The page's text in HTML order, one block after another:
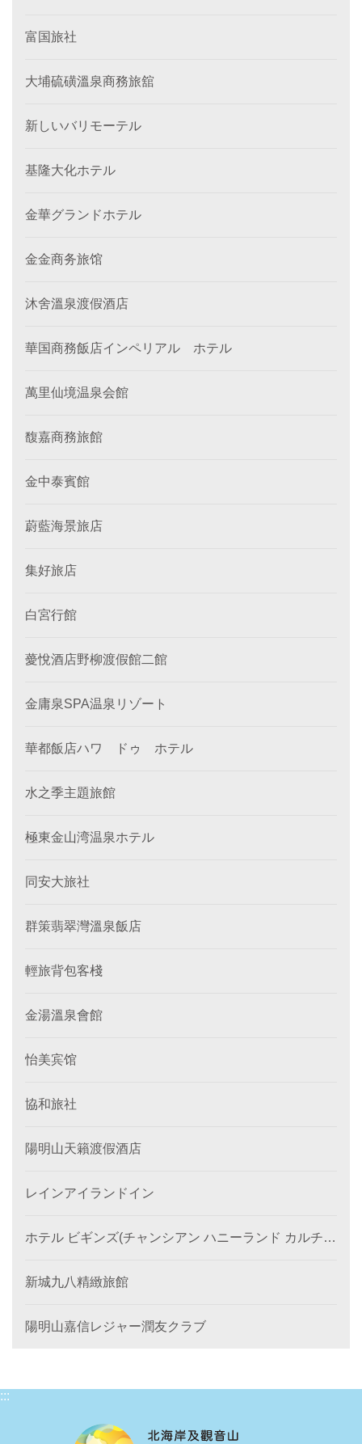
富国旅社
大埔硫磺溫泉商務旅舘
新しいバリモーテル
基隆大化ホテル
金華グランドホテル
金金商务旅馆
沐舍溫泉渡假酒店
華国商務飯店インペリアル ホテル
萬里仙境温泉会館
馥嘉商務旅館
金中泰賓館
蔚藍海景旅店
集好旅店
白宮行館
薆悅酒店野柳渡假館二館
金庸泉SPA温泉リゾート
華都飯店ハワ ドゥ ホテル
水之季主題旅館
極東金山湾温泉ホテル
同安大旅社
群策翡翠灣溫泉飯店
輕旅背包客棧
金湯溫泉會館
怡美宾馆
協和旅社
陽明山天籟渡假酒店
レインアイランドイン
ホテル ビギンズ(チャンシアン ハニーランド カルチュ
新城九八精緻旅館
陽明山嘉信レジャー潤友クラブ
:::